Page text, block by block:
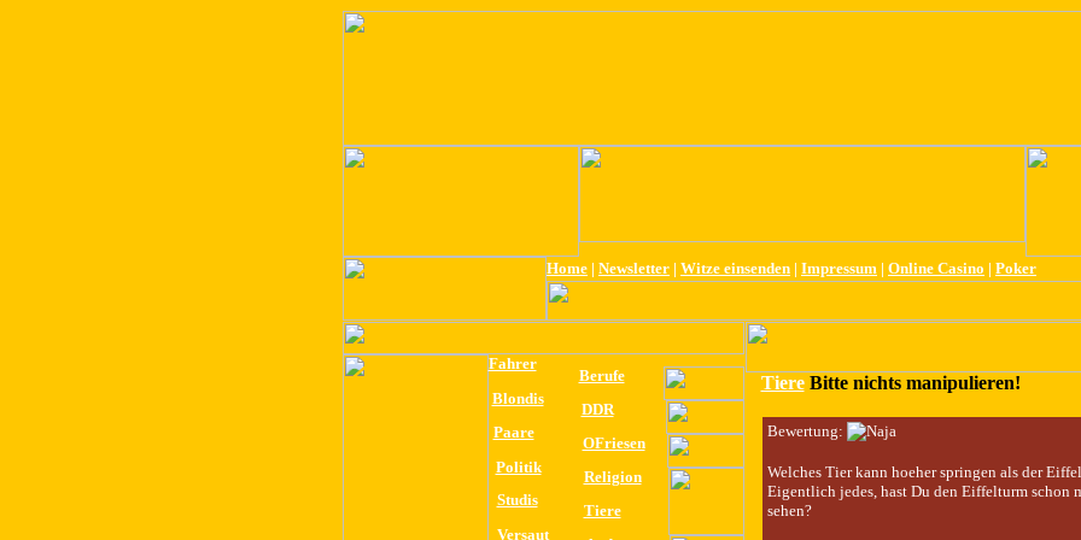
Home | Newsletter | Witze einsenden | Impressum | Online Casino | Poker
Fahrer
Berufe
Blondis
DDR
Paare
OFriesen
Politik
Religion
Studis
Tiere
Versaut
TiereBitte nichts manipulieren!
Bewertung:
Welches Tier kann hoeher springen als der
Eigentlich jedes, hast Du den Eiffelturm schon
sehen?